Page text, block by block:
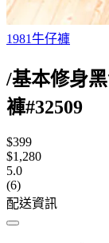
1981牛仔褲
/基本修身
褲#32509
$399
$1,280
5.0
(6)
配送資訊